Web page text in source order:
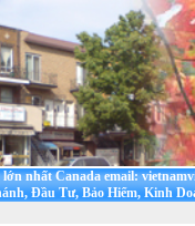
lớn nhất Canada email:
Đầu Tư, Bảo Hiểm, Kinh